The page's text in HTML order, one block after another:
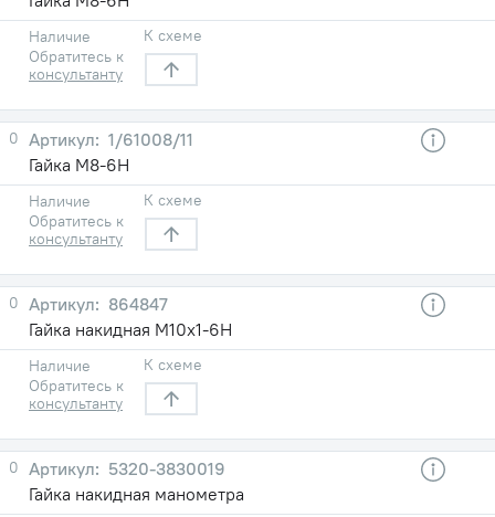
Наличие
Обратитесь к
консультанту
К схеме
0
1/61008/11
Гайка М8-6Н
Наличие
Обратитесь к
консультанту
К схеме
0
864847
Гайка накидная М10х1-6Н
Наличие
Обратитесь к
консультанту
К схеме
0
5320-3830019
Гайка накидная манометра